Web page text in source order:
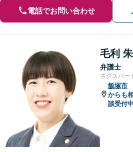
電話でお問い合わせ
毛利
弁護士
ネクスパー
飯塚市
からも
談受付中